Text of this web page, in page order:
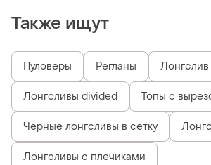
Также ищут
Пуловеры Регланы Лонгслив
Лонгсливы divided Топы с
Черные лонгсливы в сетку
Лонгсливы с плечиками